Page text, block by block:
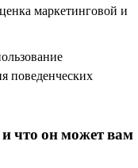
маркетинговой и
поведенческих
что он может вам